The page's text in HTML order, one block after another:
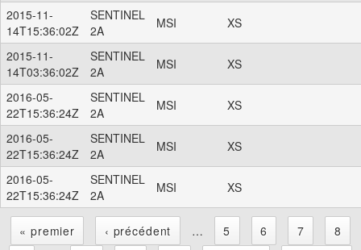
2015-11-
14T15:36:02Z
SENTINEL
2A
MSI XS
2015-11-
14T03:36:02Z
SENTINEL
2A
MSI XS
2016-05-
22T15:36:24Z
SENTINEL
2A
MSI XS
2016-05-
22T15:36:24Z
SENTINEL
2A
MSI XS
2016-05-
22T15:36:24Z
SENTINEL
2A
MSI XS
« premier ‹ précédent … 5 6 7
8